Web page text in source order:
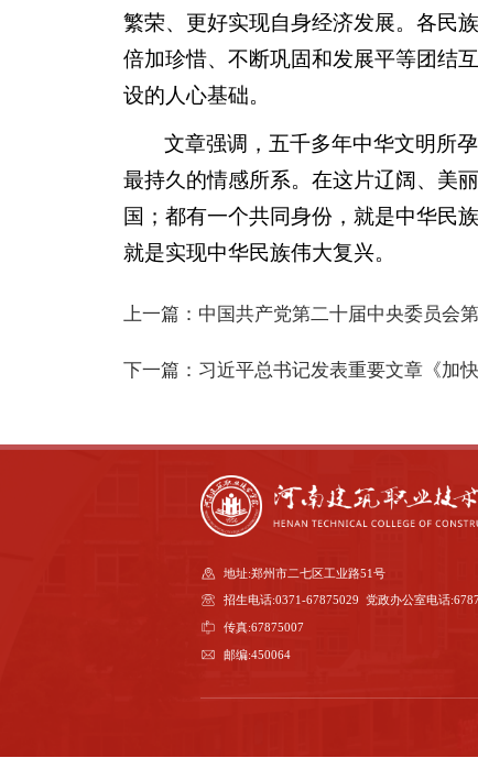
繁荣、更好实现自身经济发展。各民
倍加珍惜、不断巩固和发展平等团结
设的人心基础。
文章强调，五千多年中华文明所
最持久的情感所系。在这片辽阔、美
国；都有一个共同身份，就是中华民
就是实现中华民族伟大复兴。
上一篇： 中国共产党第二十届中央委员会
下一篇： 习近平总书记发表重要文章《加
地址:郑州市二七区工业路51号
招生电话:0371-67875029 党政办公室电话
传真:67875007
邮编:450064